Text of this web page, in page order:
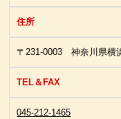
住所
〒231-0003 神奈川県横
TEL＆FAX
045-212-1465